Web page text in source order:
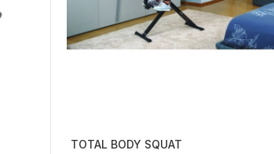
TOTAL BODY SQUAT